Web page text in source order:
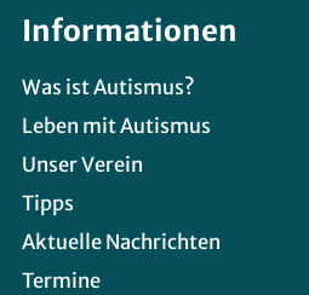
Informationen
Was ist Autismus?
Leben mit Autismus
Unser Verein
Tipps
Aktuelle Nachrichten
Termine